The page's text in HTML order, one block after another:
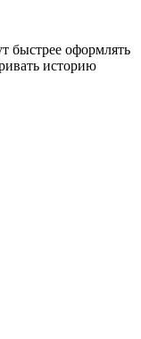
быстрее оформлять
историю